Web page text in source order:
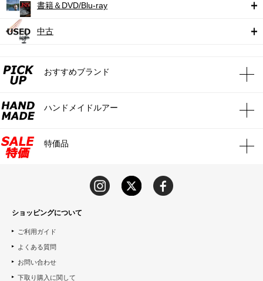
書籍＆DVD/Blu-ray
中古
おすすめブランド
ハンドメイドルアー
特価品
ショッピングについて
ご利用ガイド
よくある質問
お問い合わせ
下取り購入に関して